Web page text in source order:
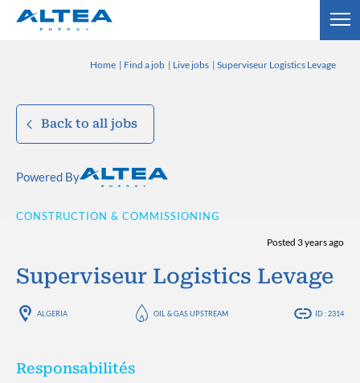
Home Find a job Live jobs Superviseur Logistics Levage
Back to all jobs
Powered By
CONSTRUCTION & COMMISSIONING
Posted 3 years ago
Superviseur Logistics Levage
ALGERIA OIL & GAS UPSTREAM ID : 2314
Responsabilités